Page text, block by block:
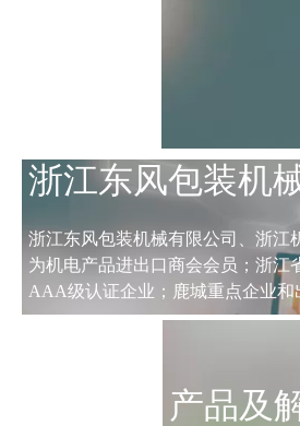
浙江东风包装机
浙江东风包装机械有限公司、浙江
为机电产品进出口商会会员；浙江
AAA级认证企业；鹿城重点企业和
产品及